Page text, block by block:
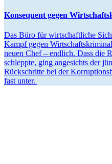
Kon­se­quent gegen
Das Büro für wirt­schaft­li­che
Kampf gegen
neuen Chef – endlich. Dass die
schleppte, ging ange­sichts der
Rück­schritte bei der
fast unter.